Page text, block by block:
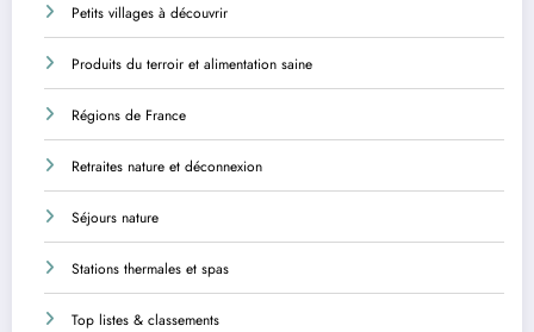
Petits villages à découvrir
Produits du terroir et alimentation saine
Régions de France
Retraites nature et déconnexion
Séjours nature
Stations thermales et spas
Top listes & classements